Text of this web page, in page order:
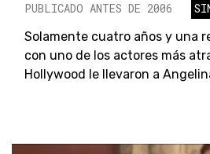
PUBLICADO ANTES DE 2006
Solamente cuatro años y una
con uno de los actores más
Hollywood le llevaron a